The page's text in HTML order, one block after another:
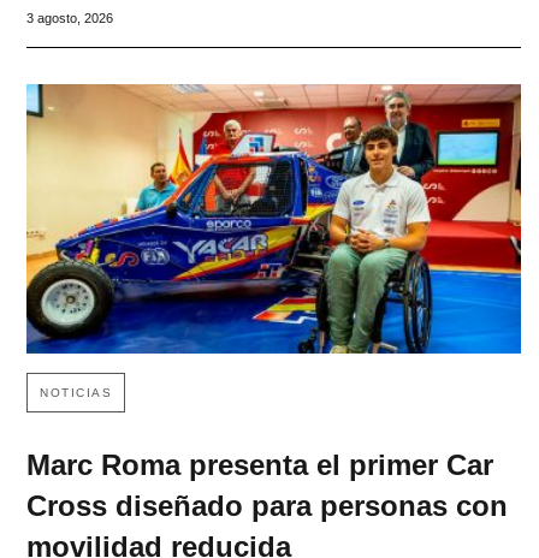
3 agosto, 2026
NOTICIAS
Marc Roma presenta el primer Car
Cross diseñado para personas con
movilidad reducida